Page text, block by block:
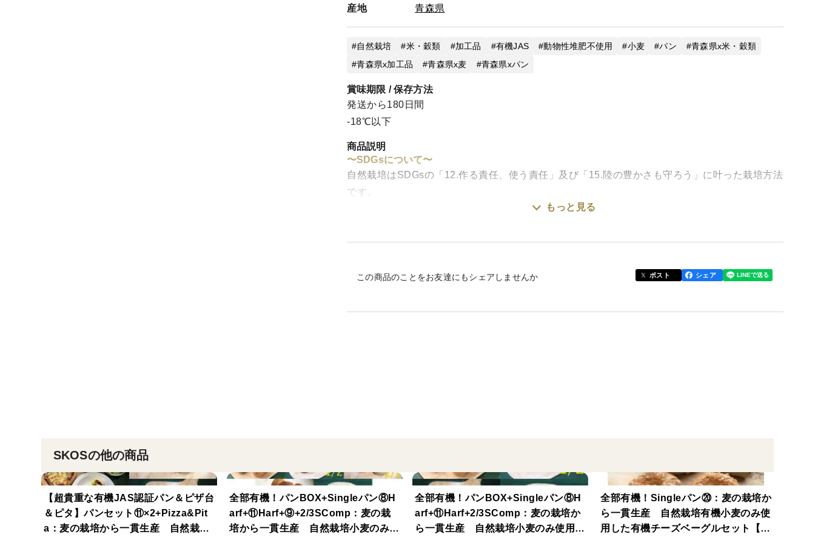
すると1箱で済むことがあります。
パンのスライス等指定すると新規で作らなければならなくなるので、納期が遅れることがあります。ご了
また、スライス幅は〇〇㎜等、厚さを㎜で指定していただけると助かります。
・参考 市販食パン4枚切り相当：31㎜、市販食パン6枚切り相当：20㎜、ハード系は15㎜の依頼が多い
です。
定期購入をご希望のお役様へ
初回オーダー日を必ず1週間以上先にしてください。1週回以内だと対応できないので、大変申し訳ないの
ですが一旦キャンセルさせていただきます。
冷凍便についても段ボールで発送しています。ヤマトさんが冷凍（-15度以下）で配達してくれるため段
産地 青森県
自然栽培 米・穀類 加工品 有機JAS 動物性堆肥不使用 小麦 パン
青森県x米・穀類
青森県x加工品
青森県x麦 青森県xパン
賞味期限 / 保存方法
発送から180日間
-18℃以下
商品説明
〜SDGsについて〜
自然栽培はSDGsの「12.作る責任、使う責任」及び「15.陸の豊かさも守ろう」に叶った栽培方法
です。
自然栽培を行うことによって、生物多様性を確保し、負荷を最小限にすることを意識していま
有機小麦粉で作った小さいフランスパンです。
・テーブルロール×2
有機小麦粉で作ったテーブルロールです。有機牛乳、有機卵を使用しています。
もっと見る
この商品のことをお友達にもシェアしませんか ポスト シェア
SKOSの他の商品
【超貴重な有機JAS認証パン＆ピザ台
＆ピタ】パンセット⑪×2+Pizza&Pit
a：麦の栽培から一貫生産 自然栽培
全部有機！パンBOX+Singleパン⑧H
arf+⑪Harf+⑨+2/3SComp：麦の栽
培から一貫生産 自然栽培小麦のみ使
全部有機！パンBOX+Singleパン⑧H
arf+⑪Harf+2/3SComp：麦の栽培か
ら一貫生産 自然栽培小麦のみ使用し
全部有機！Singleパン⑳：麦の栽培か
ら一貫生産 自然栽培有機小麦のみ使
用した有機チーズベーグルセット【定